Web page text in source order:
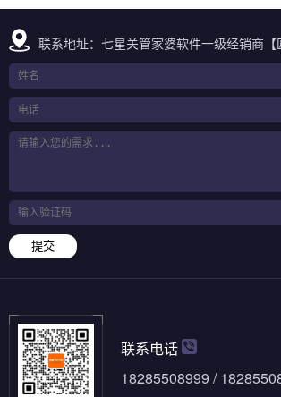
联系地址：七星关管家婆软件一级经销商【
提交
联系电话
18285508999 /